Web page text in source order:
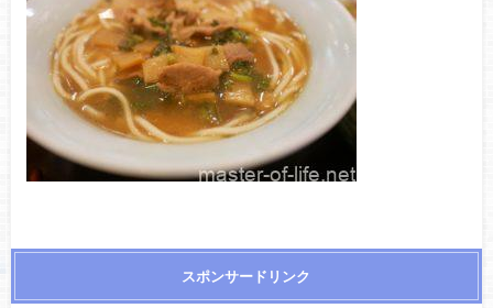
スポンサードリンク